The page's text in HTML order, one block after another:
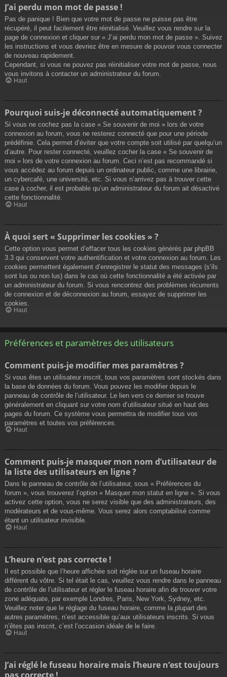
J’ai perdu mon mot de passe !
Pas de panique ! Bien que votre mot de passe ne puisse pas être
récupéré, il peut facilement être réinitialisé. Veuillez vous rendre sur la
page de connexion et cliquer sur « J’ai perdu mon mot de passe ». Suivez
les instructions et vous devriez être en mesure de pouvoir vous connecter
de nouveau rapidement.
Cependant, si vous ne pouvez pas réinitialiser votre mot de passe, nous
vous invitons à contacter un administrateur du forum.
Haut
Pourquoi suis-je déconnecté automatiquement ?
Si vous ne cochez pas la case « Se souvenir de moi » lors de votre
connexion au forum, vous ne resterez connecté que pour une période
prédéfinie. Cela permet d’éviter que votre compte soit utilisé par quelqu’un
d’autre. Pour rester connecté, veuillez cocher la case « Se souvenir de
moi » lors de votre connexion au forum. Ceci n’est pas recommandé si
vous accédez au forum depuis un ordinateur public, comme une librairie,
un cybercafé, une université, etc. Si vous n’arrivez pas à trouver cette
case à cocher, il est probable qu’un administrateur du forum ait désactivé
cette fonctionnalité.
Haut
À quoi sert « Supprimer les cookies » ?
Cette option vous permet d’effacer tous les cookies générés par phpBB
3.3 qui conservent votre authentification et votre connexion au forum. Les
cookies permettent également d’enregistrer le statut des messages (s’ils
sont lus ou non lus) dans le cas où cette fonctionnalité a été activée par
un administrateur du forum. Si vous rencontrez des problèmes récurrents
de connexion et de déconnexion au forum, essayez de supprimer les
cookies.
Haut
Préférences et paramètres des utilisateurs
Comment puis-je modifier mes paramètres ?
Si vous êtes un utilisateur inscrit, tous vos paramètres sont stockés dans
la base de données du forum. Vous pouvez les modifier depuis le
panneau de contrôle de l’utilisateur. Le lien vers ce dernier se trouve
généralement en cliquant sur votre nom d’utilisateur situé en haut des
pages du forum. Ce système vous permettra de modifier tous vos
paramètres et toutes vos préférences.
Haut
Comment puis-je masquer mon nom d’utilisateur de
la liste des utilisateurs en ligne ?
Dans le panneau de contrôle de l’utilisateur, sous « Préférences du
forum », vous trouverez l’option « Masquer mon statut en ligne ». Si vous
activez cette option, vous ne serez visible que des administrateurs, des
modérateurs et de vous-même. Vous serez alors comptabilisé comme
étant un utilisateur invisible.
Haut
L’heure n’est pas correcte !
Il est possible que l’heure affichée soit réglée sur un fuseau horaire
différent du vôtre. Si tel était le cas, veuillez vous rendre dans le panneau
de contrôle de l’utilisateur et régler le fuseau horaire afin de trouver votre
zone adéquate, par exemple Londres, Paris, New York, Sydney, etc.
Veuillez noter que le réglage du fuseau horaire, comme la plupart des
autres paramètres, n’est accessible qu’aux utilisateurs inscrits. Si vous
n’êtes pas inscrit, c’est l’occasion idéale de le faire.
Haut
J’ai réglé le fuseau horaire mais l’heure n’est toujours